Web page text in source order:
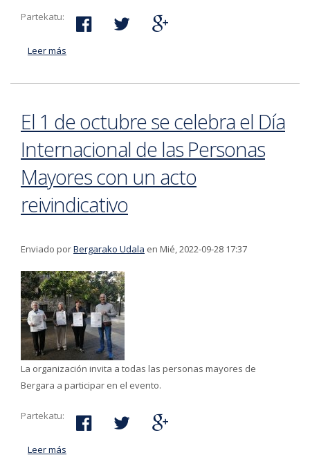
Partekatu:
Leer más
necesiten ayuda de baja intensidad
El 1 de octubre se celebra el Día
Internacional de las Personas
Mayores con un acto
reivindicativo
Enviado porBergarako Udala en Mié, 2022-09-28 17:37
La organización invita a todas las personas mayores de
Bergara a participar en el evento.
Partekatu:
Leer más